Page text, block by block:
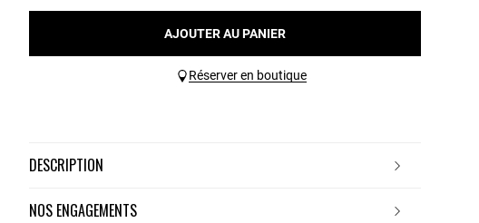
AJOUTER AU PANIER
Réserver en boutique
DESCRIPTION
NOS ENGAGEMENTS